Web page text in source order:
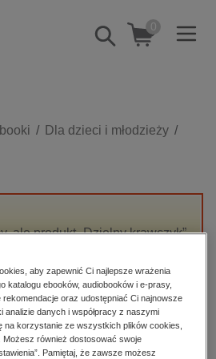
Pokaż/schowaj
wyszukiwarkę
0
wnętrz
technologie, informatyka
Dla dzieci i młodzieży
ale produkt „Dzielny krawczyk”
aby zapewnić Ci najlepsze wrażenia
katalogu ebooków, audiobooków i e-prasy,
oraz udostępniać Ci najnowsze
analizie danych i współpracy z naszymi
na korzystanie ze wszystkich plików cookies,
Możesz również dostosować swoje
Pamiętaj, że zawsze możesz